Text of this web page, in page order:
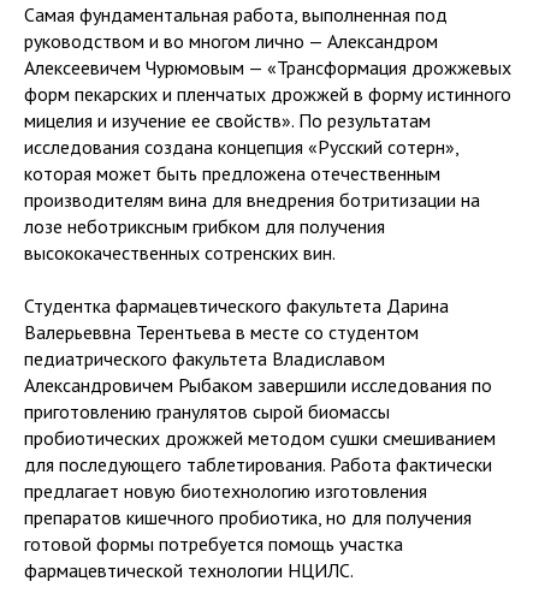
Самая фундаментальная работа, выполненная под
руководством и во многом лично — Александром
Алексеевичем Чурюмовым — «Трансформация дрожжевых
форм пекарских и пленчатых дрожжей в форму истинного
мицелия и изучение ее свойств». По результатам
исследования создана концепция «Русский сотерн»,
которая может быть предложена отечественным
производителям вина для внедрения ботритизации на
лозе неботриксным грибком для получения
высококачественных сотренских вин.
Студентка фармацевтического факультета Дарина
Валерьеввна Терентьева в месте со студентом
педиатрического факультета Владиславом
Александровичем Рыбаком завершили исследования по
приготовлению гранулятов сырой биомассы
пробиотических дрожжей методом сушки смешиванием
для последующего таблетирования. Работа фактически
предлагает новую биотехнологию изготовления
препаратов кишечного пробиотика, но для получения
готовой формы потребуется помощь участка
фармацевтической технологии НЦИЛС.